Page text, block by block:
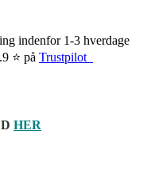
indenfor 1-3 hverdage
⭐ på Trustpilot
HER